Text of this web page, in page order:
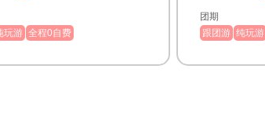
玩游 全程0自费
团期
跟团游 纯玩游